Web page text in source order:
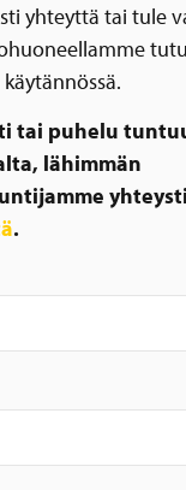
yhteyttä tai tule
tai puhelu
lähimmän
.